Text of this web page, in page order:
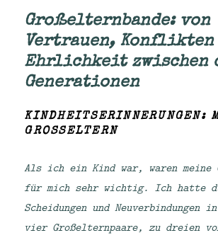
Essen
Großelternbande: von
Vertrauen, Konflikten
Ehrlichkeit zwischen
Generationen
KINDHEITSERINNERUNGEN:
GROSSELTERN
Als ich ein Kind war, waren meine
für mich sehr wichtig. Ich hatte
Scheidungen und Neuverbindungen
vier Großelternpaare, zu dreien